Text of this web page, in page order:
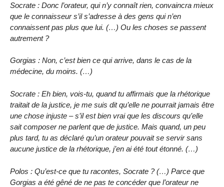
Socrate : Donc l’orateur, qui n’y connaît rien, convaincra mieux
que le connaisseur s’il s’adresse à des gens qui n’en
connaissent pas plus que lui. (…) Ou les choses se passent
autrement ?
Gorgias : Non, c’est bien ce qui arrive, dans le cas de la
médecine, du moins. (…)
Socrate : Eh bien, vois-tu, quand tu affirmais que la rhétorique
traitait de la justice, je me suis dit qu’elle ne pourrait jamais être
une chose injuste – s’il est bien vrai que les discours qu’elle
sait composer ne parlent que de justice. Mais quand, un peu
plus tard, tu as déclaré qu’un orateur pouvait se servir sans
aucune justice de la rhétorique, j’en ai été tout étonné. (…)
Polos : Qu’est-ce que tu racontes, Socrate ? (…) Parce que
Gorgias a été gêné de ne pas te concéder que l’orateur ne